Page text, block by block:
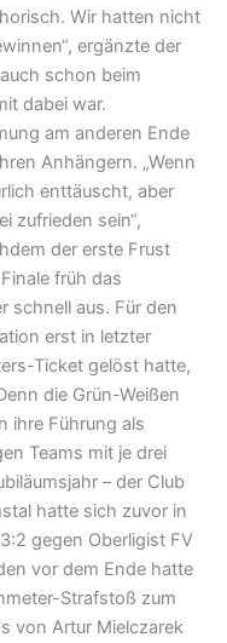
Wir hatten nicht
ergänzte der
schon beim
dabei war.
am anderen Ende
Anhängern. „Wenn
enttäuscht, aber
zufrieden sein“,
der erste Frust
früh das
schnell aus. Für den
erst in letzter
Ticket gelöst hatte,
die Grün-Weißen
ihre Führung als
Teams mit je drei
– der Club
hatte sich zuvor in
gegen Oberligist FV
vor dem Ende hatte
Strafstoß zum
von Artur Mielczarek